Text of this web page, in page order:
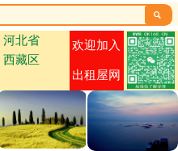

河北省
西藏区
欢迎加入
出租屋网